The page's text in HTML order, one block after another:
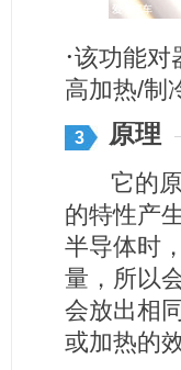
·该功能对
高加热/制
3 原理
它的原
的特性产
半导体时
量，所以
会放出相
或加热的